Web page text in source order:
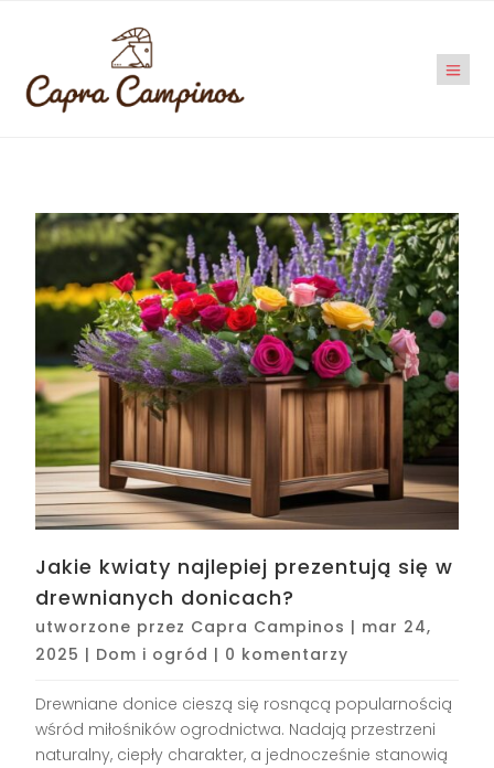
Jakie kwiaty najlepiej prezentują się w
drewnianych donicach?
utworzone przez Capra Campinos | mar 24,
2025 | Dom i ogród | 0 komentarzy
Drewniane donice cieszą się rosnącą popularnością
wśród miłośników ogrodnictwa. Nadają przestrzeni
naturalny, ciepły charakter, a jednocześnie stanowią